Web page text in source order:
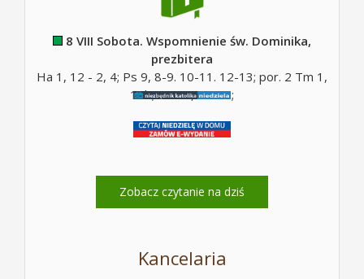
8 VIII Sobota. Wspomnienie św. Dominika,
prezbitera
Ha 1, 12 - 2, 4; Ps 9, 8-9. 10-11. 12-13; por. 2 Tm 1,
10b; Mt 17, 14-20;
Zobacz czytanie na dziś
Kancelaria